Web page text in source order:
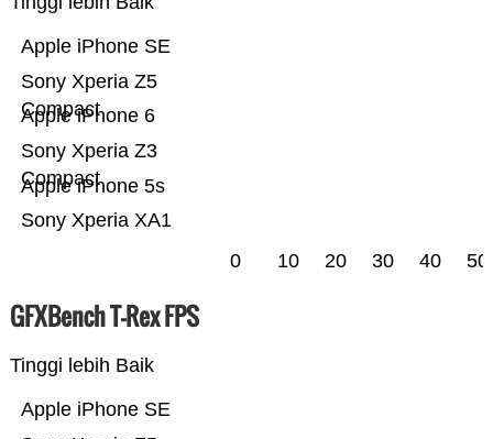
Sony Xperia XA1
Apple iPhone 5s
Sony Xperia Z3
Compact
Apple iPhone 6
Sony Xperia Z5
Compact
Apple iPhone SE
0 10 20 30 40 50
GFXBench T-Rex FPS
Tinggi lebih Baik
Apple iPhone SE